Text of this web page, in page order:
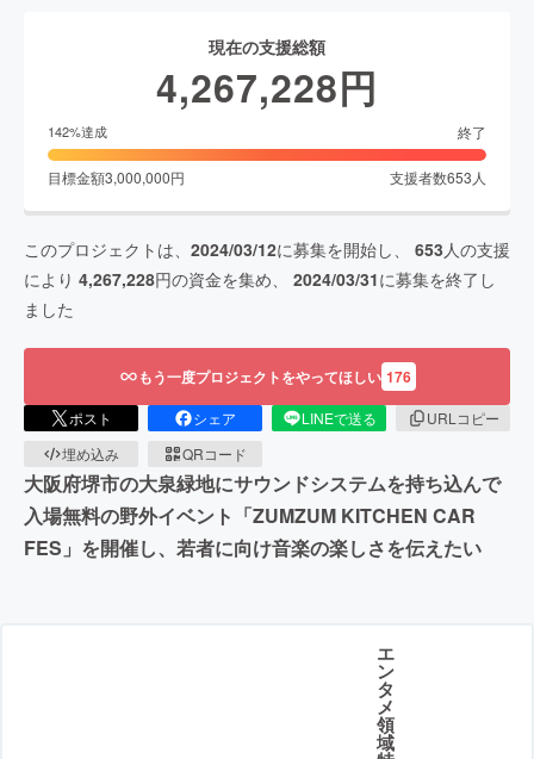
現在の支援総額
4,267,228円
142%達成 終了
目標金額3,000,000円 支援者数653 人
このプロジェクトは、 2024/03/12に募集を開始し、 653 人の支援
により 4,267,228円の資金を集め、 2024/03/31に募集を終了し
ました
もう一度プロジェクトをやってほしい 176
ポスト シェア LINEで送る
URLコピー
埋め込み
QRコード
大阪府堺市の大泉緑地にサウンドシステムを持ち込んで
入場無料の野外イベント「ZUMZUM KITCHEN CAR
FES」を開催し、若者に向け音楽の楽しさを伝えたい
エ
ン
タ
メ
領
域